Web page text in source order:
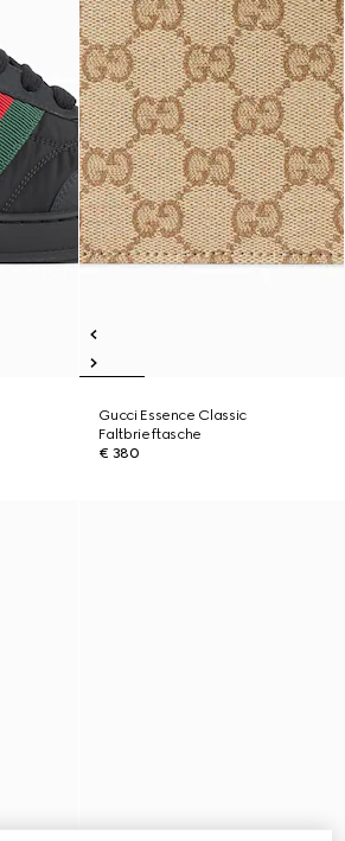
Gucci Essence Classic
Faltbrieftasche
€ 380